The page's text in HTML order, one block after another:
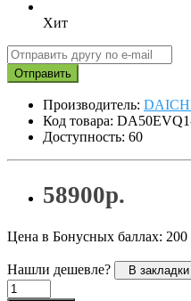
Хит
Отправить
Производитель:
Код товара:
Доступность: 60
58900р.
Цена в Бонусных баллах: 200
Нашли дешевле? В закладки